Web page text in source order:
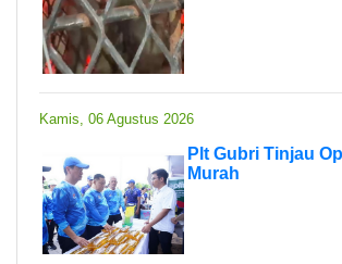
Kamis, 06 Agustus 2026
Plt Gubri Tinjau
Murah